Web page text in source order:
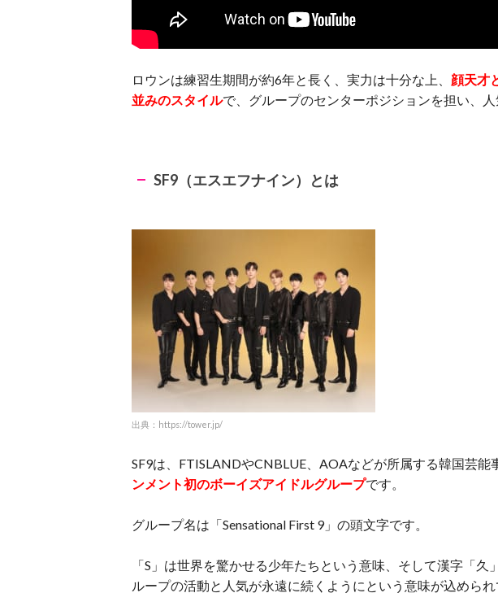
ロウンは練習生期間が約6年と長く、実力は十分な上、 顔天才
並みのスタイルで、グループのセンターポジションを担い、人
SF9（エスエフナイン）とは
出典：https://tower.jp/
SF9は、FTISLANDやCNBLUE、AOAなどが所属する韓国芸能
ンメント初のボーイズアイドルグループです。
グループ名は「Sensational First 9」の頭文字です。
「S」は世界を驚かせる少年たちという意味、そして漢字「
ループの活動と人気が永遠に続くようにという意味が込められ